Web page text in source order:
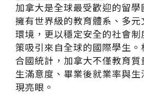
加拿大是全球最受歡迎的留
擁有世界級的教育體系、多
環境，更以穩定安全的社會
策吸引來自全球的國際學生。
合國統計，加拿大不僅教育
生滿意度、畢業後就業率與
現亮眼。